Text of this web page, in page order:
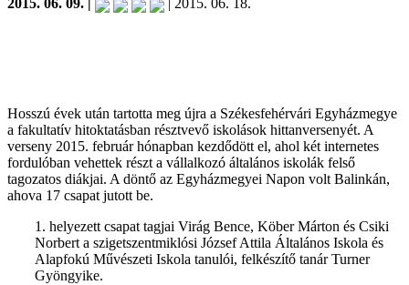
2015. 06. 09. | | 2015. 06. 18.
Hosszú évek után tartotta meg újra a Székesfehérvári Egyházmegye
a fakultatív hitoktatásban résztvevő iskolások hittanversenyét. A
verseny 2015. február hónapban kezdődött el, ahol két internetes
fordulóban vehettek részt a vállalkozó általános iskolák felső
tagozatos diákjai. A döntő az Egyházmegyei Napon volt Balinkán,
ahova 17 csapat jutott be.
1. helyezett csapat tagjai Virág Bence, Köber Márton és Csiki
Norbert a szigetszentmiklósi József Attila Általános Iskola és
Alapfokú Művészeti Iskola tanulói, felkészítő tanár Turner
Gyöngyike.